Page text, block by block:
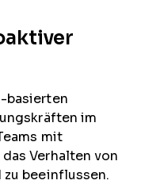
basierten
im
mit
Verhalten von
beeinflussen.